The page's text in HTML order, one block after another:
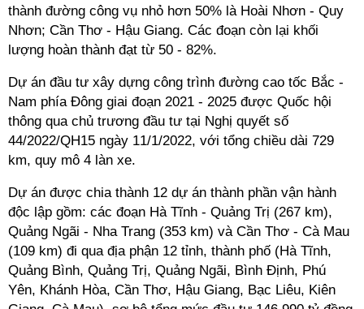
thành đường công vụ nhỏ hơn 50% là Hoài Nhơn - Quy
Nhơn; Cần Thơ - Hậu Giang. Các đoạn còn lại khối
lượng hoàn thành đạt từ 50 - 82%.
Dự án đầu tư xây dựng công trình đường cao tốc Bắc -
Nam phía Đông giai đoạn 2021 - 2025 được Quốc hội
thông qua chủ trương đầu tư tại Nghị quyết số
44/2022/QH15 ngày 11/1/2022, với tổng chiều dài 729
km, quy mô 4 làn xe.
Dự án được chia thành 12 dự án thành phần vận hành
độc lập gồm: các đoạn Hà Tĩnh - Quảng Trị (267 km),
Quảng Ngãi - Nha Trang (353 km) và Cần Thơ - Cà Mau
(109 km) đi qua địa phận 12 tỉnh, thành phố (Hà Tĩnh,
Quảng Bình, Quảng Trị, Quảng Ngãi, Bình Định, Phú
Yên, Khánh Hòa, Cần Thơ, Hậu Giang, Bạc Liêu, Kiên